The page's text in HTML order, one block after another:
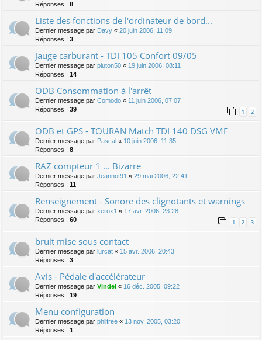
Réponses : 8
Liste des fonctions de l'ordinateur de bord...
Dernier message par Davy « 20 juin 2006, 11:09
Réponses : 3
Jauge carburant - TDI 105 Confort 09/05
Dernier message par pluton50 « 19 juin 2006, 08:11
Réponses : 14
ODB Consommation à l'arrêt
Dernier message par Comodo « 11 juin 2006, 07:07
Réponses : 39 1 2
ODB et GPS - TOURAN Match TDI 140 DSG VMF
Dernier message par Pascal « 10 juin 2006, 11:35
Réponses : 8
RAZ compteur 1 ... Bizarre
Dernier message par Jeannot91 « 29 mai 2006, 22:41
Réponses : 11
Renseignement - Sonore des clignotants et warnings
Dernier message par xerox1 « 17 avr. 2006, 23:28
Réponses : 60 1 2 3
bruit mise sous contact
Dernier message par lurcat « 15 avr. 2006, 20:43
Réponses : 3
Avis - Pédale d'accélérateur
Dernier message par Vindel « 16 déc. 2005, 09:22
Réponses : 19
Menu configuration
Dernier message par philfree « 13 nov. 2005, 03:20
Réponses : 1